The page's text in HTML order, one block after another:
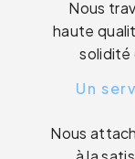
Nous
haute
solidité
Un
Nous